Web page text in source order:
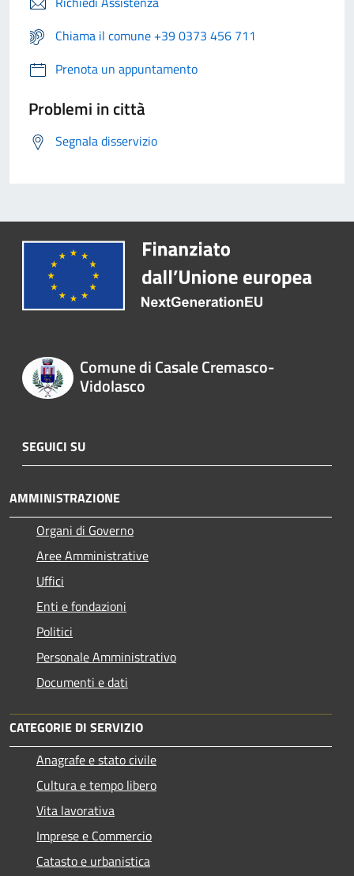
Chiama il comune +39 0373 456 711
Prenota un appuntamento
Problemi in città
Segnala disservizio
Comune di Casale Cremasco-
Vidolasco
SEGUICI SU
AMMINISTRAZIONE
Organi di Governo
Aree Amministrative
Uffici
Enti e fondazioni
Politici
Personale Amministrativo
Documenti e dati
CATEGORIE DI SERVIZIO
Anagrafe e stato civile
Cultura e tempo libero
Vita lavorativa
Imprese e Commercio
Catasto e urbanistica